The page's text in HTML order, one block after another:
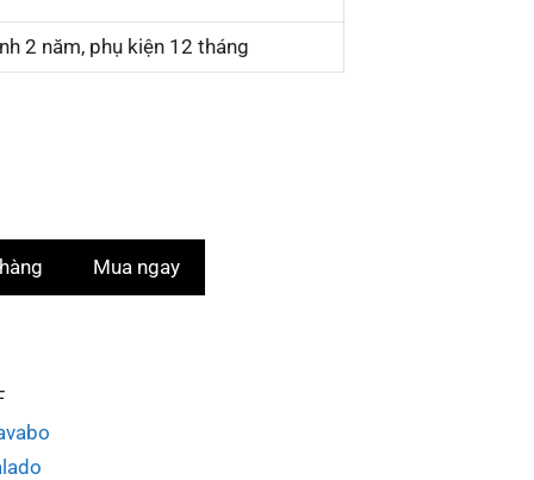
2 năm, phụ kiện 12 tháng
Mua ngay